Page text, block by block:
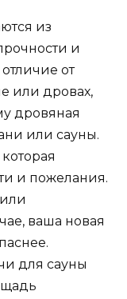
из
и
от
или дровах,
дровяная
или сауны.
и пожелания.
ваша новая
для сауны